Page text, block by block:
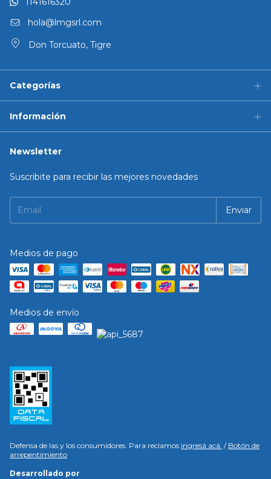
hola@lmgsrl.com
Don Torcuato, Tigre
Categorías
Información
Newsletter
Suscribite para recibir las mejores novedades
Medios de pago
Medios de envío
Defensa de las y los consumidores. Para reclamos ingresá acá. / Botón de
arrepentimiento
Desarrollado por